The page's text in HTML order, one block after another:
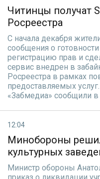
Читинцы получат
Росреестра
С начала декабря
сообщения о
регистрацию прав и
сервис внедрен в
Росреестра в рамках
предоставляемых
«Забмедиа» сообщили
12:04
Минобороны
культурных
Министр обороны